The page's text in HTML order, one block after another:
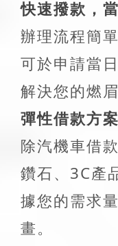
快速撥款，
辦理流程簡
可於申請當
解決您的燃眉
彈性借款方
除汽機車借
鑽石、3C產
據您的需求
畫。